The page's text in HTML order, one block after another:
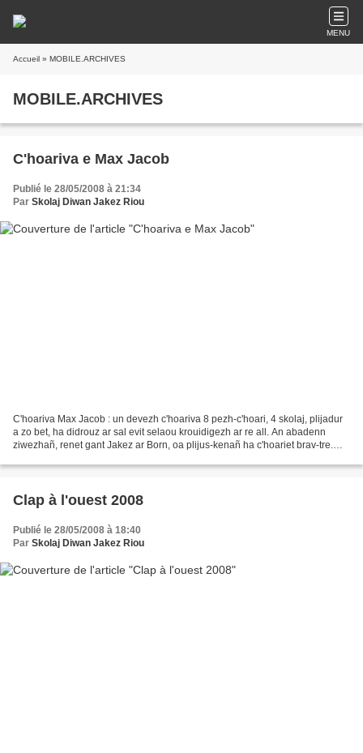
MENU
Accueil » MOBILE.ARCHIVES
MOBILE.ARCHIVES
C'hoariva e Max Jacob
Publié le 28/05/2008 à 21:34
Par Skolaj Diwan Jakez Riou
C'hoariva Max Jacob : un devezh c'hoariva 8 pezh-c'hoari, 4 skolaj, plijadur
a zo bet, ha didrouz ar sal evit selaou krouidigezh ar re all. An abadenn
ziwezhañ, renet gant Jakez ar Born, oa plijus-kenañ ha c'hoariet brav-tre.
Clap à l'ouest 2008
Publié le 28/05/2008 à 18:40
Par Skolaj Diwan Jakez Riou